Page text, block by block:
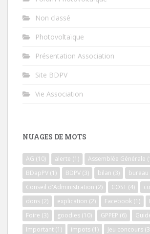
Non classé
Photovoltaïque
Présentation Association
Site BDPV
Vie Association
NUAGES DE MOTS
AG (10) alerte (1) Assemblée Générale
BDapPV (1) BDPV (3) bilan (3) bureau
Conseil d'Administration (2) COST (4)
dons (2) explication (2) Facebook (1)
Foire (3) goodies (10) GPPEP (6)
Important (1) impots (1) Jeu concours